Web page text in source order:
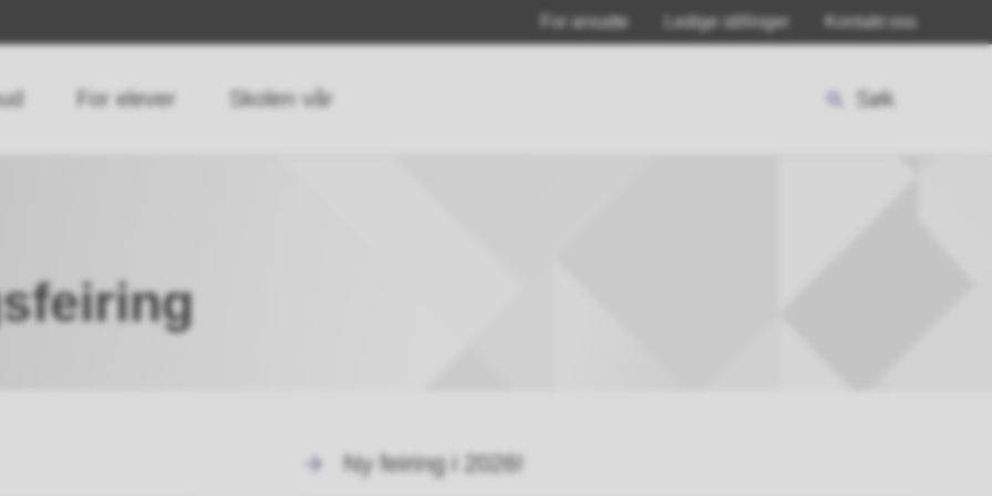
For ansatte Ledige stillinger Kontakt oss
For elever Skolen vår Søk
Ny feiring i 2026!